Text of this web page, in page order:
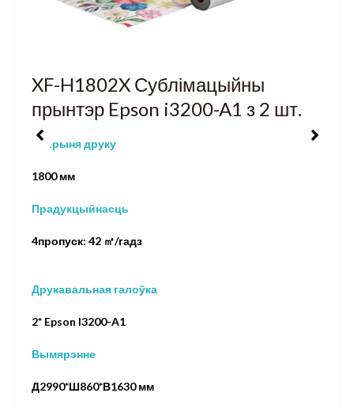
XF-H1802X Сублімацыйны
прынтэр Epson i3200-A1 з 2 шт.
Шырыня друку
1800 мм
Прадукцыйнасць
4пропуск: 42 ㎡/гадз
Друкавальная галоўка
2* Epson I3200-A1
Вымярэнне
Д2990*Ш860*В1630 мм